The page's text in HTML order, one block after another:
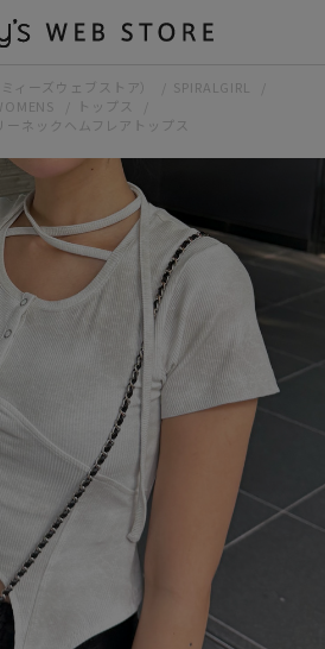
ィーズウェブストア）
SPIRALGIRL
トップス
ーネックヘムフレアトップス